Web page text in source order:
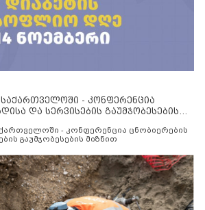
- კონფერენცია
და სერვისების გაუმჯობესების
- კონფერენცია ცნობიერების
გაუმჯობესების მიზნით